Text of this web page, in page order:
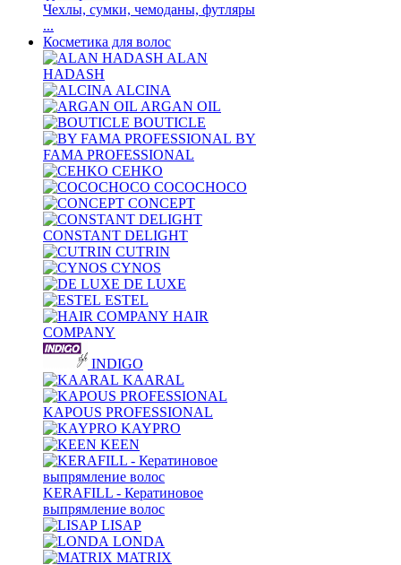
Чехлы, сумки, чемоданы, футляры
...
Косметика для волос
ALAN
HADASH
ALCINA
ARGAN OIL
BOUTICLE
BY
FAMA PROFESSIONAL
CEHKO
COCOCHOCO
CONCEPT
CONSTANT DELIGHT
CUTRIN
CYNOS
DE LUXE
ESTEL
HAIR
COMPANY
INDIGO
KAARAL
KAPOUS PROFESSIONAL
KAYPRO
KEEN
KERAFILL - Кератиновое
выпрямление волос
LISAP
LONDA
MATRIX